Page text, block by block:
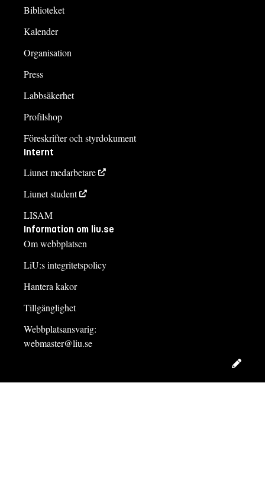
Biblioteket
Kalender
Organisation
Press
Labbsäkerhet
Profilshop
Föreskrifter och styrdokument
Internt
Liunet medarbetare
Liunet student
LISAM
Information om liu.se
Om webbplatsen
LiU:s integritetspolicy
Hantera kakor
Tillgänglighet
Webbplatsansvarig:
webmaster@liu.se